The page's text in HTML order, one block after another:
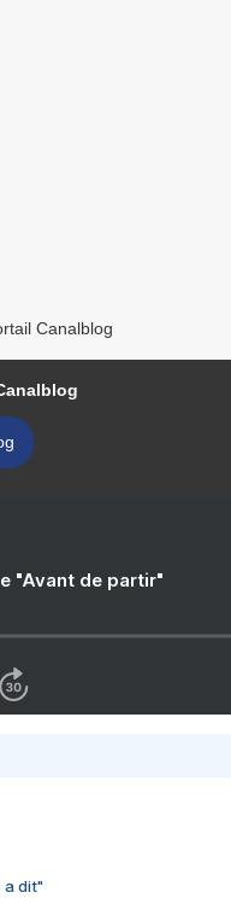
Canalblog
"Avant de partir"
a dit"